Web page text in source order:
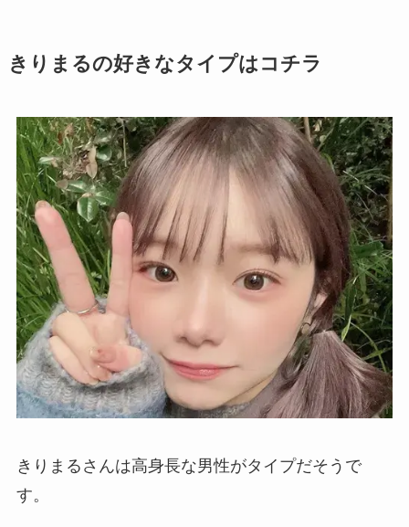
きりまるの好きなタイプはコチラ
きりまるさんは高身長な男性がタイプだそうで
す。